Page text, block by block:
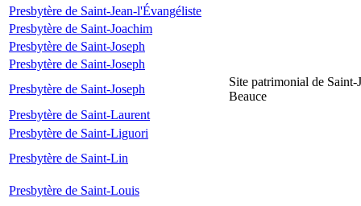
Presbytère de Saint-Jean-l'Évangéliste
Presbytère de Saint-Joachim
Presbytère de Saint-Joseph
Presbytère de Saint-Joseph
Presbytère de Saint-Joseph
Site patrimonial de Saint-
Beauce
Presbytère de Saint-Laurent
Presbytère de Saint-Liguori
Presbytère de Saint-Lin
Presbytère de Saint-Louis